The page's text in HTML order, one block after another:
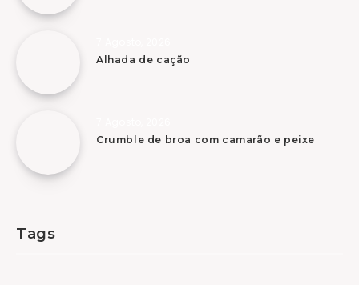
Alhada de cação
Crumble de broa com camarão e peixe
Tags